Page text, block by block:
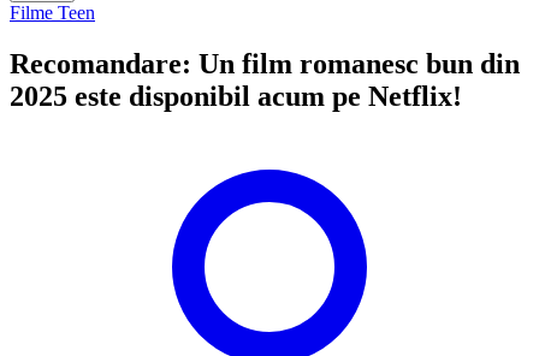
Filme Teen
Recomandare: Un film romanesc bun din
2025 este disponibil acum pe Netflix!